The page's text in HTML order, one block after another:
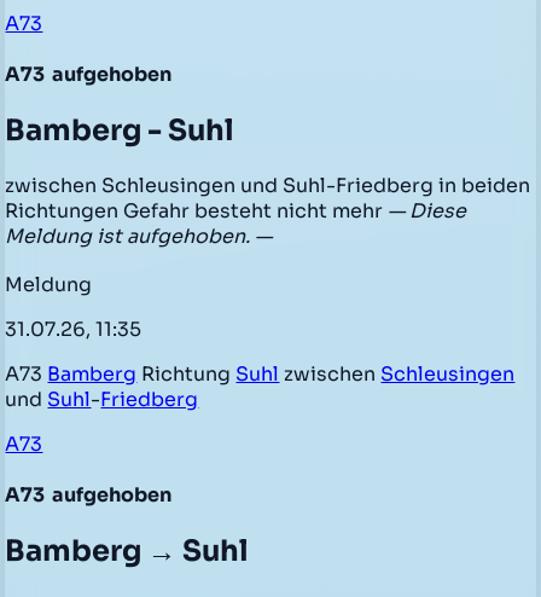
A73
A73 aufgehoben
Bamberg - Suhl
zwischen Schleusingen und Suhl-Friedberg in beiden
Richtungen Gefahr besteht nicht mehr — Diese
Meldung ist aufgehoben. —
Meldung
31.07.26, 11:35
A73 Bamberg Richtung Suhl zwischen Schleusingen
und Suhl-Friedberg
A73
A73 aufgehoben
Bamberg → Suhl